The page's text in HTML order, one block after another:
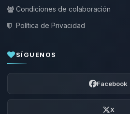
Condiciones de colaboración
Política de Privacidad
SÍGUENOS
Facebook
X